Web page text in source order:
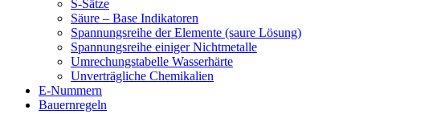
S-Sätze
Säure – Base Indikatoren
Spannungsreihe der Elemente (saure Lösung)
Spannungsreihe einiger Nichtmetalle
Umrechungstabelle Wasserhärte
Unverträgliche Chemikalien
E-Nummern
Bauernregeln